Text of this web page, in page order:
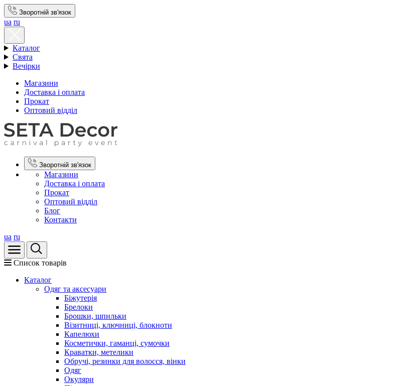
Зворотній зв'язок
ua ru
Каталог
Свята
Вечірки
Магазини
Доставка і оплата
Прокат
Оптовий відділ
Зворотній зв'язок
Магазини
Доставка і оплата
Прокат
Оптовий відділ
Блог
Контакти
ua ru
Список товарів
Каталог
Oдяг та аксесуари
Біжутерія
Брелоки
Брошки, шпильки
Візитниці, ключниці, блокноти
Капелюхи
Косметички, гаманці, сумочки
Краватки, метелики
Обручі, резинки для волосся, вінки
Одяг
Окуляри